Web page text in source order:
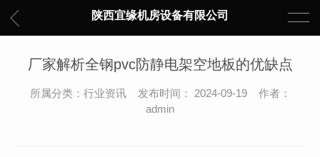
陕西宜缘机房设备有限公司
厂家解析全钢pvc防静电架空地板的优缺点
所属分类：行业资讯 发布时间： 2024-09-19 作者：
admin